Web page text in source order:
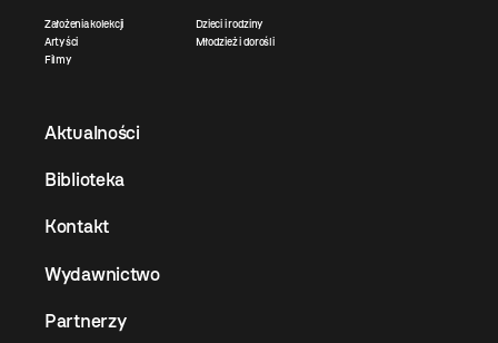
Założenia kolekcji
Artyści
Filmy
Dzieci i rodziny
Młodzież i dorośli
Aktualności
Biblioteka
Kontakt
Wydawnictwo
Partnerzy